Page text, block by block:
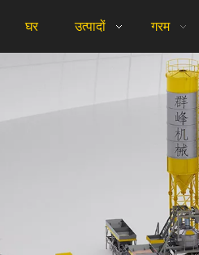
घर उत्पादों गरम